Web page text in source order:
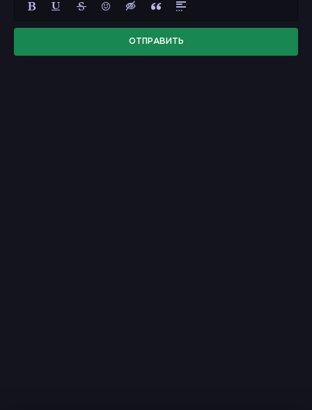
ОТПРАВИТЬ